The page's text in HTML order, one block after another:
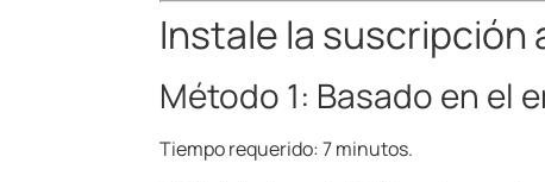
Instale la suscripción
Método 1: Basado en el
Tiempo requerido: 7 minutos.